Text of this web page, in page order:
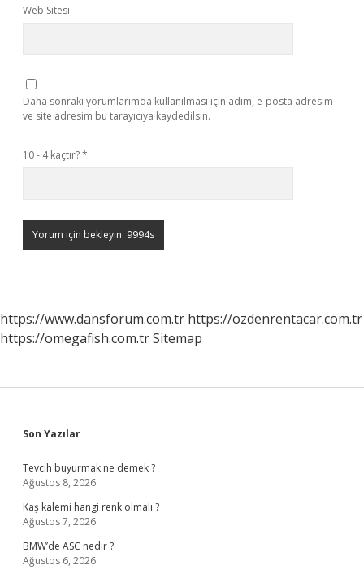
Web Sitesi
Daha sonraki yorumlarımda kullanılması için adım, e-posta adresim
ve site adresim bu tarayıcıya kaydedilsin.
10 - 4 kaçtır?*
https://www.dansforum.com.tr https://ozdenrentacar.com.tr
https://omegafish.com.trSitemap
Sidebar
Son Yazılar
Tevcih buyurmak ne demek ?
Ağustos 8, 2026
Kaş kalemi hangi renk olmalı ?
Ağustos 7, 2026
BMW’de ASC nedir ?
Ağustos 6, 2026